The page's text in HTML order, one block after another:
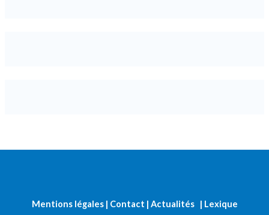
Mentions légales| Contact | Actualités | Lexique